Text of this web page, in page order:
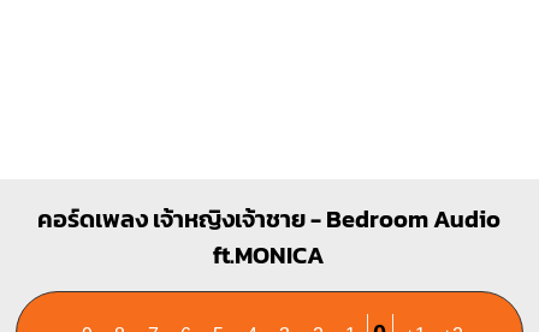
คอร์ดเพลง เจ้าหญิงเจ้าชาย - Bedroom Audio
ft.MONICA